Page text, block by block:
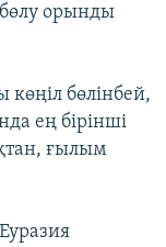
орынды
бөлінбей,
ең бірінші
ғылым